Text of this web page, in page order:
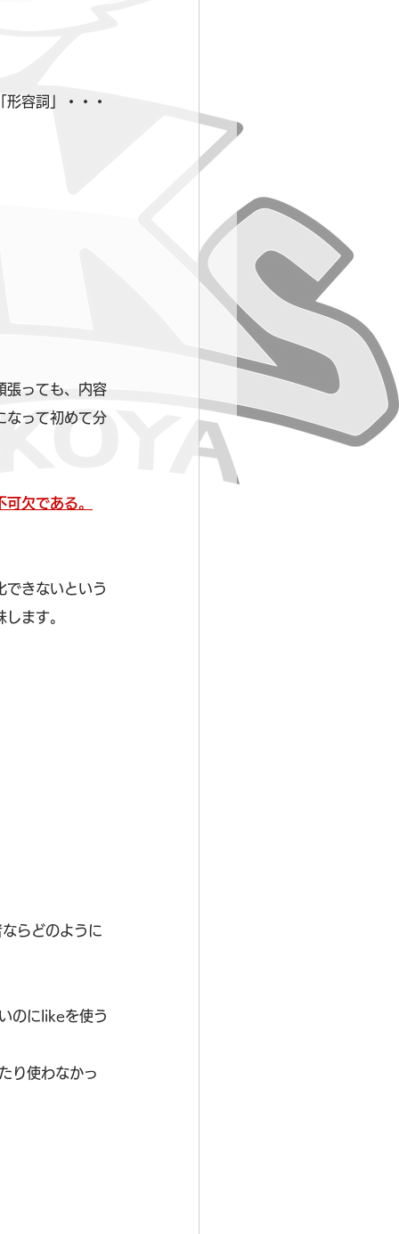
容詞」・・・
張っても、内容
なって初めて分
欠である。
できないという
ます。
らどのように
のにlikeを使う
り使わなかっ